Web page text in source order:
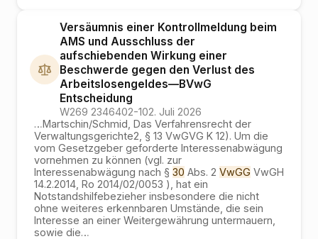
Versäumnis einer Kontrollmeldung beim
AMS und Ausschluss der
aufschiebenden Wirkung einer
Beschwerde gegen den Verlust des
Arbeitslosengeldes—BVwG
Entscheidung
W269 2346402-102. Juli 2026
…Martschin/Schmid, Das Verfahrensrecht der
Verwaltungsgerichte2, § 13 VwGVG K 12). Um die
vom Gesetzgeber geforderte Interessenabwägung
vornehmen zu können (vgl. zur
Interessenabwägung nach § 30 Abs. 2 VwGG VwGH
14.2.2014, Ro 2014/02/0053 ), hat ein
Notstandshilfebezieher insbesondere die nicht
ohne weiteres erkennbaren Umstände, die sein
Interesse an einer Weitergewährung untermauern,
sowie die…